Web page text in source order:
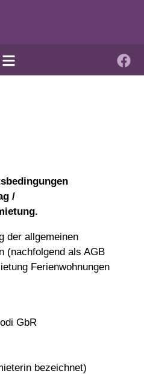
/
der allgemeinen
(nachfolgend als AGB
Ferienwohnungen
GbR
bezeichnet)